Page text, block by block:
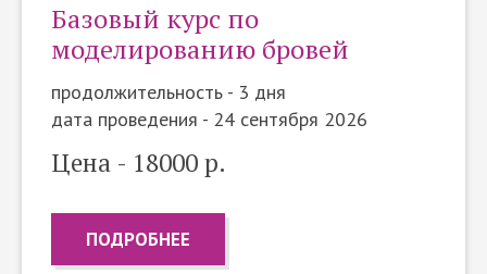
Базовый курс по
моделированию бровей
продолжительность - 3 дня
дата проведения - 24 сентября 2026
Цена - 18000 р.
ПОДРОБНЕЕ